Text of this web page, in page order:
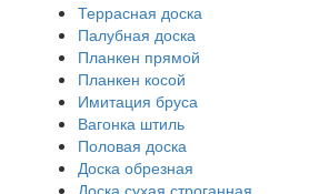
Террасная доска
Палубная доска
Планкен прямой
Планкен косой
Имитация бруса
Вагонка штиль
Половая доска
Доска обрезная
Доска сухая строганная